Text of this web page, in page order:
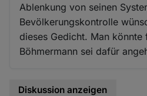
Ablenkung von seinen
Bevölkerungskontrolle
dieses Gedicht. Man könnte
Böhmermann sei dafür
Diskussion anzeigen